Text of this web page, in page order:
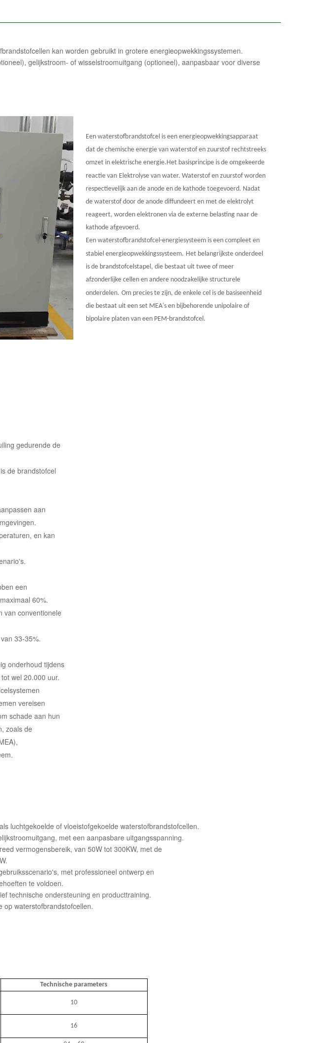
kan worden gebruikt in grotere energieopwekkingssystemen.
gelijkstroom- of wisselstroomuitgang (optioneel), aanpasbaar voor diverse
Een waterstofbrandstofcel is een energieopwekkingsapparaat
dat de chemische energie van waterstof en zuurstof rechtstreeks
omzet in elektrische energie.Het basisprincipe is de omgekeerde
reactie van Elektrolyse van water. Waterstof en zuurstof worden
respectievelijk aan de anode en de kathode toegevoerd. Nadat
de waterstof door de anode diffundeert en met de elektrolyt
reageert, worden elektronen via de externe belasting naar de
kathode afgevoerd.
Een waterstofbrandstofcel-energiesysteem is een compleet en
stabiel energieopwekkingssysteem. Het belangrijkste onderdeel
is de brandstofcelstapel, die bestaat uit twee of meer
afzonderlijke cellen en andere noodzakelijke structurele
onderdelen. Om precies te zijn, de enkele cel is de basiseenheid
die bestaat uit een set MEA's en bijbehorende unipolaire of
bipolaire platen van een PEM-brandstofcel.
gedurende de
de brandstofcel
aan
en kan
een
60%.
van conventionele
33-35%.
onderhoud tijdens
wel 20.000 uur.
vereisen
schade aan hun
zoals de
luchtgekoelde of vloeistofgekoelde waterstofbrandstofcellen.
met een aanpasbare uitgangsspanning.
vermogensbereik, van 50W tot 300KW, met de
met professioneel ontwerp en
te voldoen.
technische ondersteuning en producttraining.
op waterstofbrandstofcellen.
Technische parameters
10
16